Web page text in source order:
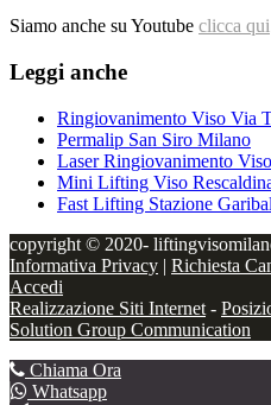
Siamo anche su Youtube clicca qui
Leggi anche
Ringiovanimento Viso Via
Permalip San Siro Milano
Laser Ringiovanimento
Mini Lifting Viso
Fast Lifting Stazione
copyright © 2020-
Informativa Privacy | Richiesta
Accedi
Realizzazione Siti Internet -
Solution Group Communication
Chiama Ora
Whatsapp